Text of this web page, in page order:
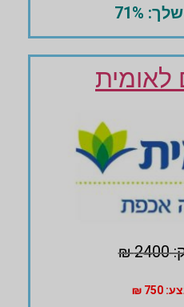
71%
לאומית
₪
₪